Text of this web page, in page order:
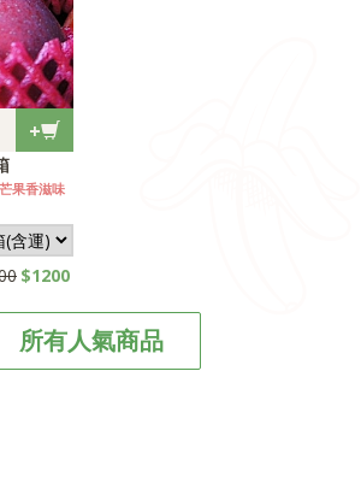
+
果香滋味
$1200
所有人氣商品